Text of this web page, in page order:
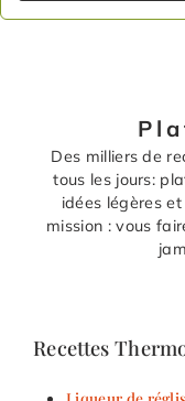
Des milliers de
tous les jours:
idées légères
mission : vous
Recettes